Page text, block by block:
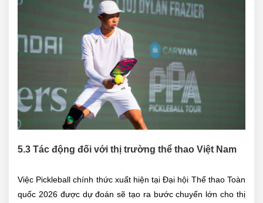
5.3 Tác động đối với thị trường thể thao Việt Nam
Việc Pickleball chính thức xuất hiện tại Đại hội Thể thao Toàn
quốc 2026 được dự đoán sẽ tạo ra bước chuyển lớn cho thị